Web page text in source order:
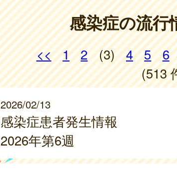
感染症の流行
<< 1 2 (3) 4 5 6
(513
2026/02/13
感染症患者発生情報
2026年第6週